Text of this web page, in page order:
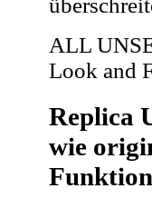
ALL
Look and
Replica
wie